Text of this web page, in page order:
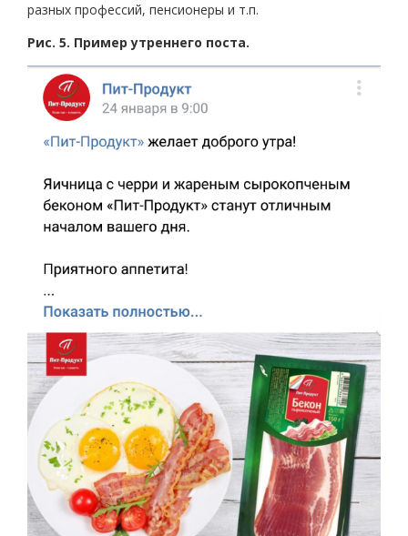
разных профессий, пенсионеры и т.п.
Рис. 5. Пример утреннего поста.